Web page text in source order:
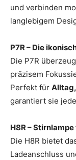
und verbinden
langlebigem
P7R – Die
Die P7R
präzisem
Perfekt für
garantiert sie
H8R –
Die H8R bietet
Ladeanschluss